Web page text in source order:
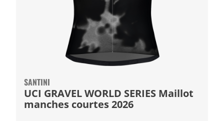
SANTINI
UCI GRAVEL WORLD SERIES Maillot
manches courtes 2026